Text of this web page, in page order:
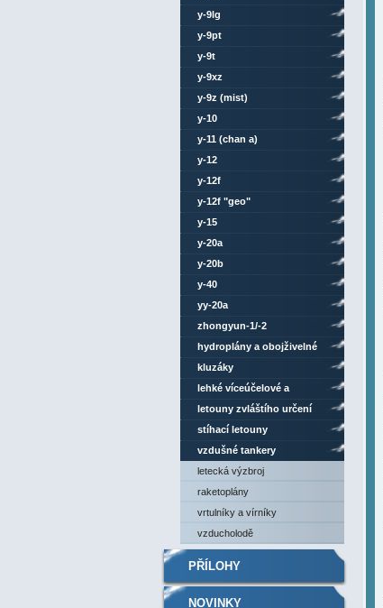
y-9lg
y-9pt
y-9t
y-9xz
y-9z (mist)
y-10
y-11 (chan a)
y-12
y-12f
y-12f "geo"
y-15
y-20a
y-20b
y-40
yy-20a
zhongyun-1/-2
hydroplány a obojživelné
letouny
kluzáky
lehké víceúčelové a
sportovní letouny
letouny zvláštího určení
stíhací letouny
vzdušné tankery
letecká výzbroj
raketoplány
vrtulníky a vírníky
vzducholodě
PŘÍLOHY
NOVINKY